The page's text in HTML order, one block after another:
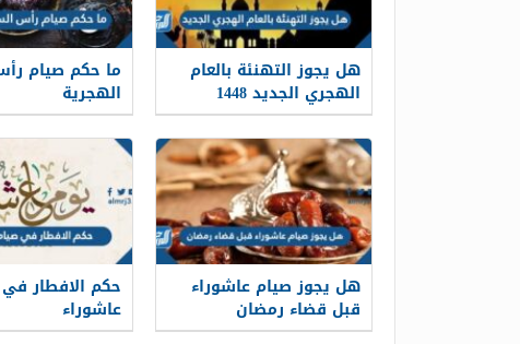
هل يجوز التهنئة بالعام
الهجري الجديد 1448
ما حكم صيام
الهجرية
هل يجوز صيام عاشوراء
قبل قضاء رمضان
حكم الافطار
عاشوراء